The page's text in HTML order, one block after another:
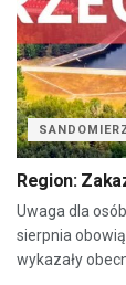
Region:
Uwaga dla
sierpnia
wykazały